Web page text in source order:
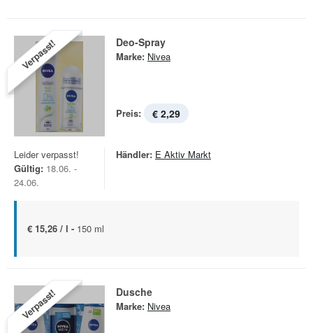
Verpasst! Deo-Spray
Marke: Nivea
Preis: € 2,29
Leider verpasst!
Gültig: 18.06. -
24.06.
Händler: E Aktiv Markt
€ 15,26 / l - 150 ml
Verpasst! Dusche
Marke: Nivea